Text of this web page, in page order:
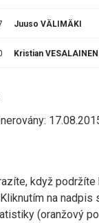
Juuso VÄLIMÄKI
Kristian VESALAINEN
když podržíte
na nadpis
(oranžový